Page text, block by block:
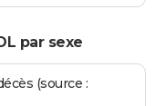
par sexe
(source :